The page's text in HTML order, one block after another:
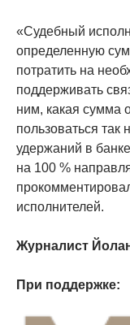
«Судебный
определенную
потратить на
поддерживать
ним, какая сумма
пользоваться
удержаний в
на 100 %
исполнителей.
Журналист
При поддержке: